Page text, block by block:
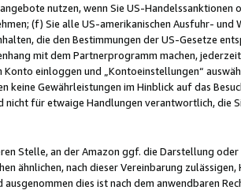
nutzen, wenn Sie US-Handelssanktionen
(f) Sie alle US-amerikanischen Ausfuhr-
die den Bestimmungen der US-Gesetze
mit dem Partnerprogramm machen,
einloggen und „Kontoeinstellungen“
keine Gewährleistungen im Hinblick auf das
für etwaige Handlungen verantwortlich, die
Stelle, an der Amazon ggf. die Darstellung
ähnlichen, nach dieser Vereinbarung
ausgenommen dies ist nach dem anwendbaren